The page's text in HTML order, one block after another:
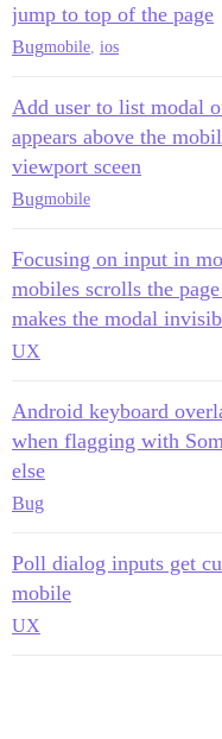
jump to top of the page
Bugmobile, ios
Add user to list modal
appears above the
viewport sceen
Bugmobile
Focusing on input in
mobiles scrolls the
makes the modal
UX
Android keyboard
when flagging with
else
Bug
Poll dialog inputs get
mobile
UX